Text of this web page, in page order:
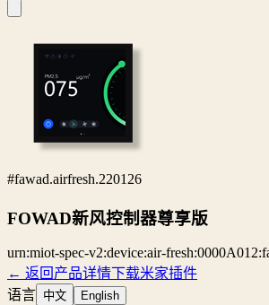
#fawad.airfresh.220126
FOWAD新风控制器尊享版
urn:miot-spec-v2:device:air-
← 返回产品详情下载米家插件
语言 中文 English